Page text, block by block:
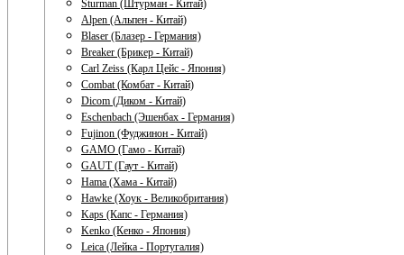
Sturman (Штурман - Китай)
Alpen (Альпен - Китай)
Blaser (Блазер - Германия)
Breaker (Брикер - Китай)
Carl Zeiss (Карл Цейс - Япония)
Combat (Комбат - Китай)
Dicom (Диком - Китай)
Eschenbach (Эшенбах - Германия)
Fujinon (Фуджинон - Китай)
GAMO (Гамо - Китай)
GAUT (Гаут - Китай)
Hama (Хама - Китай)
Hawke (Хоук - Великобритания)
Kaps (Капс - Германия)
Kenko (Кенко - Япония)
Leica (Лейка - Португалия)